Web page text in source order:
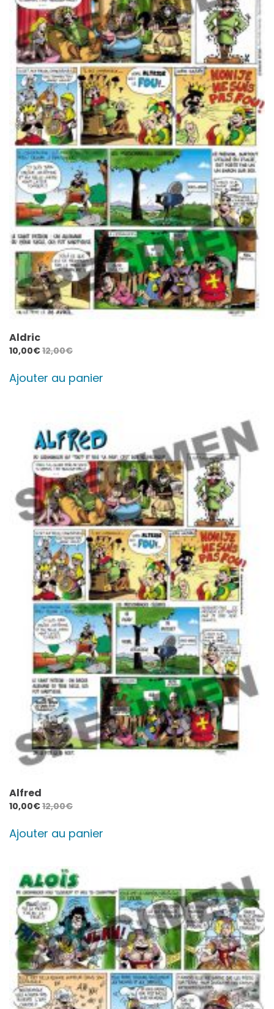
Aldric
10,00€12,00€
Ajouter au panier
Alfred
10,00€12,00€
Ajouter au panier